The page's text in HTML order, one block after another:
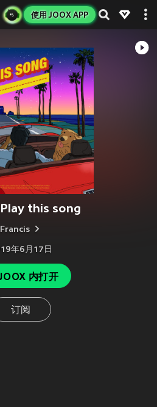
使用 JOOX APP
this song
Francis
年6月17日
内打开
订阅